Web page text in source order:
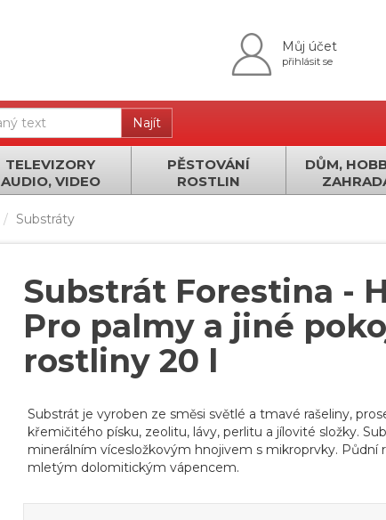
Můj účet
přihlásit se
Najít
TELEVIZORY
AUDIO, VIDEO
PĚSTOVÁNÍ
ROSTLIN
DŮM,
Substráty
Substrát Forestina -
Pro palmy a jiné
rostliny 20 l
Substrát je vyroben ze směsi světlé a tmavé rašeliny,
křemičitého písku, zeolitu, lávy, perlitu a jílovité složky.
minerálním vícesložkovým hnojivem s mikroprvky. Půdní
mletým dolomitickým vápencem.